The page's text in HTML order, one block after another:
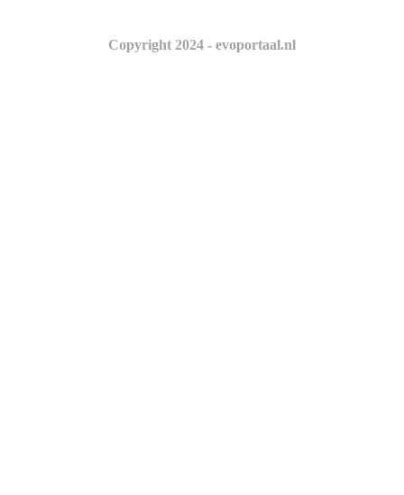
Copyright 2024 - evoportaal.nl